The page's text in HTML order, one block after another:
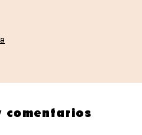
comentarios